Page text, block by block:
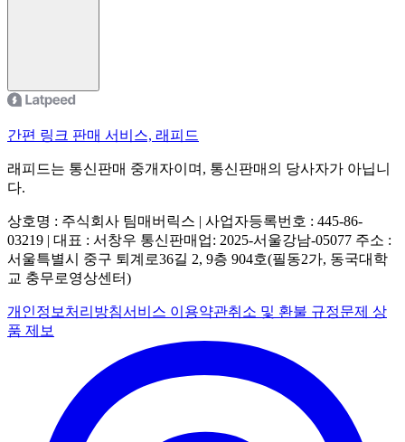
간편 링크 판매 서비스, 래피드
래피드는 통신판매 중개자이며, 통신판매의 당사자가 아닙니
다.
상호명 : 주식회사 팀매버릭스 | 사업자등록번호 : 445-86-
03219 | 대표 : 서창우 통신판매업: 2025-서울강남-05077 주소 :
서울특별시 중구 퇴계로36길 2, 9층 904호(필동2가, 동국대학
교 충무로영상센터)
개인정보처리방침서비스 이용약관취소 및 환불 규정문제 상
품 제보